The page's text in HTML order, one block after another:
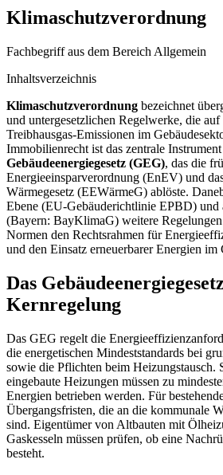
Klimaschutzverordnung
Fachbegriff aus dem Bereich Allgemein
Inhaltsverzeichnis
Klimaschutzverordnung bezeichnet
und untergesetzlichen Regelwerke, die
Treibhausgas-Emissionen im
Immobilienrecht ist das zentrale Instrument
Gebäudeenergiegesetz (GEG), das die
Energieeinsparverordnung (EnEV) und
Wärmegesetz (EEWärmeG) ablöste.
Ebene (EU-Gebäuderichtlinie EPBD) und
(Bayern: BayKlimaG) weitere
Normen den Rechtsrahmen für
und den Einsatz erneuerbarer Energien im
Das
Kernregelung
Das GEG regelt die
die energetischen Mindeststandards bei
sowie die Pflichten beim Heizungstausch.
eingebaute Heizungen müssen zu
Energien betrieben werden. Für
Übergangsfristen, die an die kommunale
sind. Eigentümer von Altbauten mit
Gaskesseln müssen prüfen, ob eine
besteht.